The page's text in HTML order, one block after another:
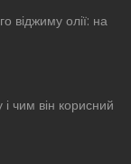
віджиму олії: на
чим він корисний